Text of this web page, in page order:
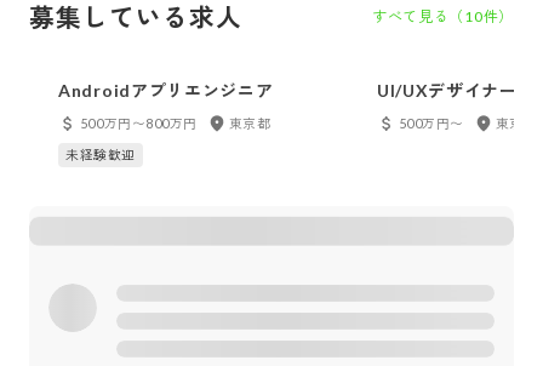
募集している求人 すべて見る（ 10件）
Androidアプリエンジニア
500万円〜800万円
東京都
未経験歓迎
UI/UXデザイナー
500万円〜 東京都